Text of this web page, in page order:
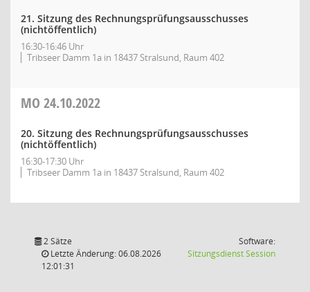
21. Sitzung des Rechnungsprüfungsausschusses
(nichtöffentlich)
16:30-16:46 Uhr
Tribseer Damm 1a in 18437 Stralsund, Raum 402
MO 24.10.2022
20. Sitzung des Rechnungsprüfungsausschusses
(nichtöffentlich)
16:30-17:30 Uhr
Tribseer Damm 1a in 18437 Stralsund, Raum 402
2 Sätze
Letzte Änderung: 06.08.2026
12:01:31
Software:
SitzungsdienstSession(Wird in